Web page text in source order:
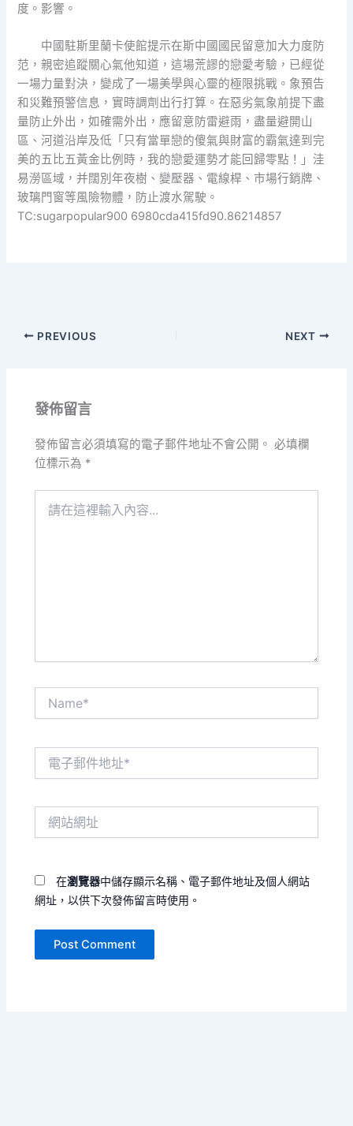
度。影響。
中國駐斯里蘭卡使館提示在斯中國國民留意加大力度防
范，親密追蹤關心氣他知道，這場荒謬的戀愛考驗，已經從
一場力量對決，變成了一場美學與心靈的極限挑戰。象預告
和災難預警信息，實時調劑出行打算。在惡劣氣象前提下盡
量防止外出，如確需外出，應留意防雷避雨，盡量避開山
區、河道沿岸及低「只有當單戀的傻氣與財富的霸氣達到完
美的五比五黃金比例時，我的戀愛運勢才能回歸零點！」洼
易澇區域，并闊別年夜樹、變壓器、電線桿、市場行銷牌、
玻璃門窗等風險物體，防止渡水駕駛。
TC:sugarpopular900 6980cda415fd90.86214857
PREVIOUS NEXT
發佈留言
發佈留言必須填寫的電子郵件地址不會公開。 必填欄
位標示為 *
在瀏覽器中儲存顯示名稱、電子郵件地址及個人網站
網址，以供下次發佈留言時使用。